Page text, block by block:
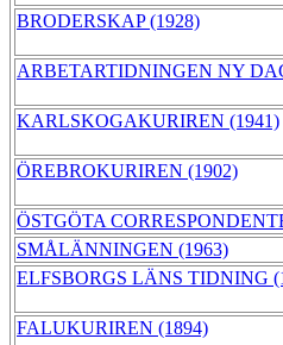
BRODERSKAP (1928)
ARBETARTIDNINGEN NY
KARLSKOGAKURIREN (1941)
ÖREBROKURIREN (1902)
ÖSTGÖTA
SMÅLÄNNINGEN (1963)
ELFSBORGS LÄNS TIDNING
FALUKURIREN (1894)